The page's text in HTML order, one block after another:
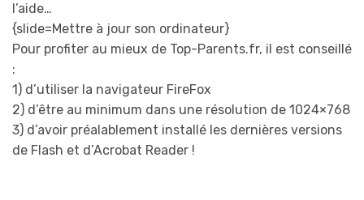
l’aide…
{slide=Mettre à jour son ordinateur}
Pour profiter au mieux de Top-Parents.fr, il est conseillé
:
1) d’utiliser la navigateur FireFox
2) d’être au minimum dans une résolution de 1024×768
3) d’avoir préalablement installé les dernières versions
de Flash et d’Acrobat Reader !